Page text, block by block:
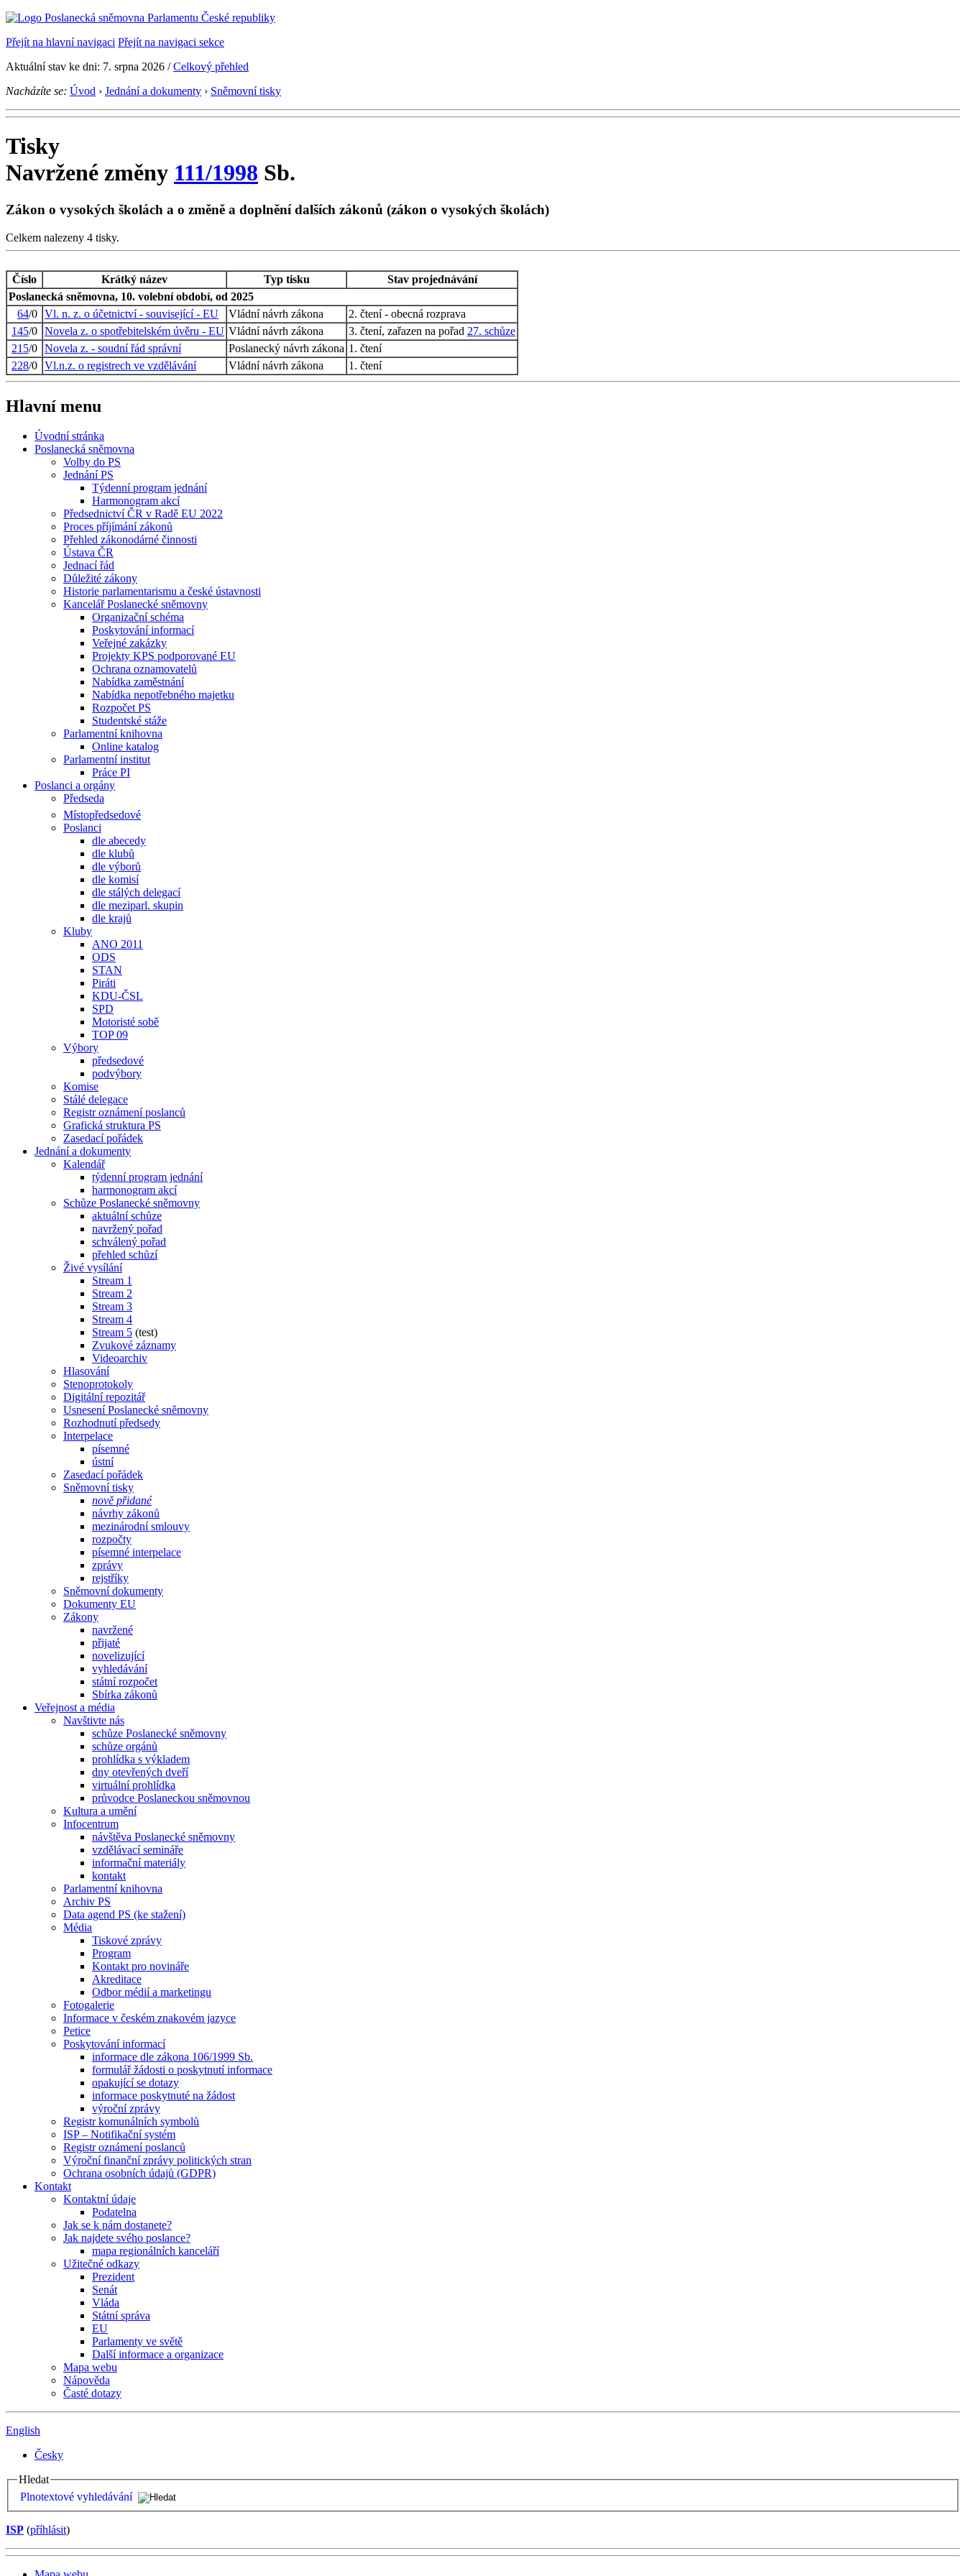
Přejít na hlavní navigaci Přejít na navigaci sekce
Aktuální stav ke dni: 7. srpna 2026 /Celkový přehled
Nacházíte se: Úvod › Jednání a dokumenty › Sněmovní tisky
Tisky
Navržené změny 111/1998 Sb.
Zákon o vysokých školách a o změně a doplnění dalších zákonů (zákon o vysokých školách)
Celkem nalezeny 4 tisky.
Číslo Krátký název Typ tisku
Stav projednávání
Poslanecká sněmovna, 10. volební období, od 2025
64/0 Vl. n. z. o účetnictví - související - EU Vládní návrh zákona
2. čtení - obecná rozprava
145/0 Novela z. o spotřebitelském úvěru - EU Vládní návrh zákona 3. čtení, zařazen na pořad 27. schůze
215/0 Novela z. - soudní řád správní Poslanecký návrh zákona 1. čtení
228/0 Vl.n.z. o registrech ve vzdělávání Vládní návrh zákona 1. čtení
Hlavní menu
Úvodní stránka
Poslanecká sněmovna
Volby do PS
Jednání PS
Týdenní program jednání
Harmonogram akcí
Předsednictví ČR v Radě EU 2022
Proces příjímání zákonů
Přehled zákonodárné činnosti
Ústava ČR
Jednací řád
Důležité zákony
Historie parlamentarismu a české ústavnosti
Kancelář Poslanecké sněmovny
Organizační schéma
Poskytování informací
Veřejné zakázky
Projekty KPS podporované EU
Ochrana oznamovatelů
Nabídka zaměstnání
Nabídka nepotřebného majetku
Rozpočet PS
Studentské stáže
Parlamentní knihovna
Online katalog
Parlamentní institut
Práce PI
Poslanci a orgány
Předseda
Místopředsedové
Poslanci
dle abecedy
dle klubů
dle výborů
dle komisí
dle stálých delegací
dle meziparl. skupin
dle krajů
Kluby
ANO 2011
ODS
STAN
Piráti
KDU-ČSL
SPD
Motoristé sobě
TOP 09
Výbory
předsedové
podvýbory
Komise
Stálé delegace
Registr oznámení poslanců
Grafická struktura PS
Zasedací pořádek
Jednání a dokumenty
Kalendář
týdenní program jednání
harmonogram akcí
Schůze Poslanecké sněmovny
aktuální schůze
navržený pořad
schválený pořad
přehled schůzí
Živé vysílání
Stream 1
Stream 2
Stream 3
Stream 4
Stream 5 (test)
Zvukové záznamy
Videoarchiv
Hlasování
Stenoprotokoly
Digitální repozitář
Usnesení Poslanecké sněmovny
Rozhodnutí předsedy
Interpelace
písemné
ústní
Zasedací pořádek
Sněmovní tisky
nově přidané
návrhy zákonů
mezinárodní smlouvy
rozpočty
písemné interpelace
zprávy
rejstříky
Sněmovní dokumenty
Dokumenty EU
Zákony
navržené
přijaté
novelizující
vyhledávání
státní rozpočet
Sbírka zákonů
Veřejnost a média
Navštivte nás
schůze Poslanecké sněmovny
schůze orgánů
prohlídka s výkladem
dny otevřených dveří
virtuální prohlídka
průvodce Poslaneckou sněmovnou
Kultura a umění
Infocentrum
návštěva Poslanecké sněmovny
vzdělávací semináře
informační materiály
kontakt
Parlamentní knihovna
Archiv PS
Data agend PS (ke stažení)
Média
Tiskové zprávy
Program
Kontakt pro novináře
Akreditace
Odbor médií a marketingu
Fotogalerie
Informace v českém znakovém jazyce
Petice
Poskytování informací
informace dle zákona 106/1999 Sb.
formulář žádosti o poskytnutí informace
opakující se dotazy
informace poskytnuté na žádost
výroční zprávy
Registr komunálních symbolů
ISP – Notifikační systém
Registr oznámení poslanců
Výroční finanční zprávy politických stran
Ochrana osobních údajů (GDPR)
Kontakt
Kontaktní údaje
Podatelna
Jak se k nám dostanete?
Jak najdete svého poslance?
mapa regionálních kanceláří
Užitečné odkazy
Prezident
Senát
Vláda
Státní správa
EU
Parlamenty ve světě
Další informace a organizace
Mapa webu
Nápověda
Časté dotazy
English
Česky
Hledat
Plnotextové vyhledávání
ISP (příhlásit)